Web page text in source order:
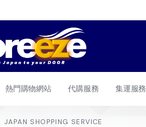
熱門購物網站 代購服務 集運服務
JAPAN SHOPPING SERVICE